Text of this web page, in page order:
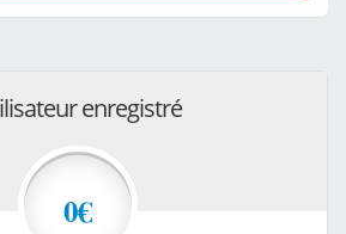
enregistré
0€